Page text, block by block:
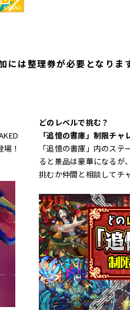
は整理券が必要となりま
場！
どのレベルで挑む？
「追憶の書庫」制限チャ
「追憶の書庫」内のス
ると景品は豪華になるが
挑むか仲間と相談してチ